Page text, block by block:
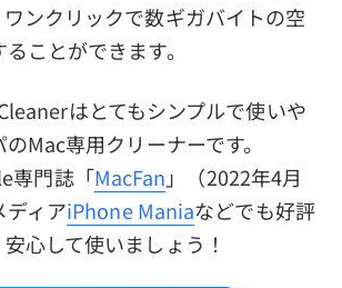
ンクリックで数ギガバイトの空
ことができます。
はとてもシンプルで使いや
Mac専用クリーナーです。
専門誌「MacFan 」（2022年4月
ディアiPhone Maniaなどでも好評
心して使いましょう！